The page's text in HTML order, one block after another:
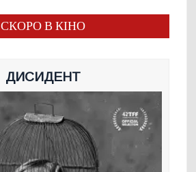
СКОРО В КІНО
ДИСИДЕНТ